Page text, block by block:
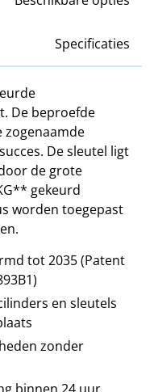
Specificaties
De beproefde
zogenaamde
De sleutel ligt
de grote
gekeurd
worden toegepast
tot 2035 (Patent
en sleutels
zonder
binnen 24 uur